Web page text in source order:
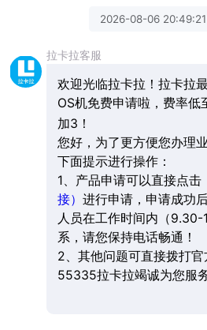
2026-08-06
拉卡拉客服
欢迎光临拉卡拉！拉卡拉
OS机免费申请啦，费率低
加3！
您好，为了更方便您办理
下面提示进行操作：
1、产品申请可以直接点击
接） 进行申请，申请成功
人员在工作时间内（9.30-
系，请您保持电话畅通！
2、其他问题可直接拨打
55335拉卡拉竭诚为您服